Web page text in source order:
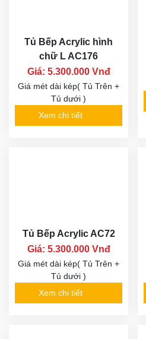
Tủ Bếp Acrylic hình
chữ L AC176
Giá: 5.300.000 Vnđ
Giá mét dài kép( Tủ Trên +
Tủ dưới )
Xem chi tiết
Tủ Bếp Acrylic AC72
Giá: 5.300.000 Vnđ
Giá mét dài kép( Tủ Trên +
Tủ dưới )
Xem chi tiết